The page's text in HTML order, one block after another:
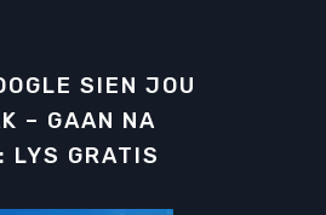
SIEN JOU
– GAAN NA
LYS GRATIS